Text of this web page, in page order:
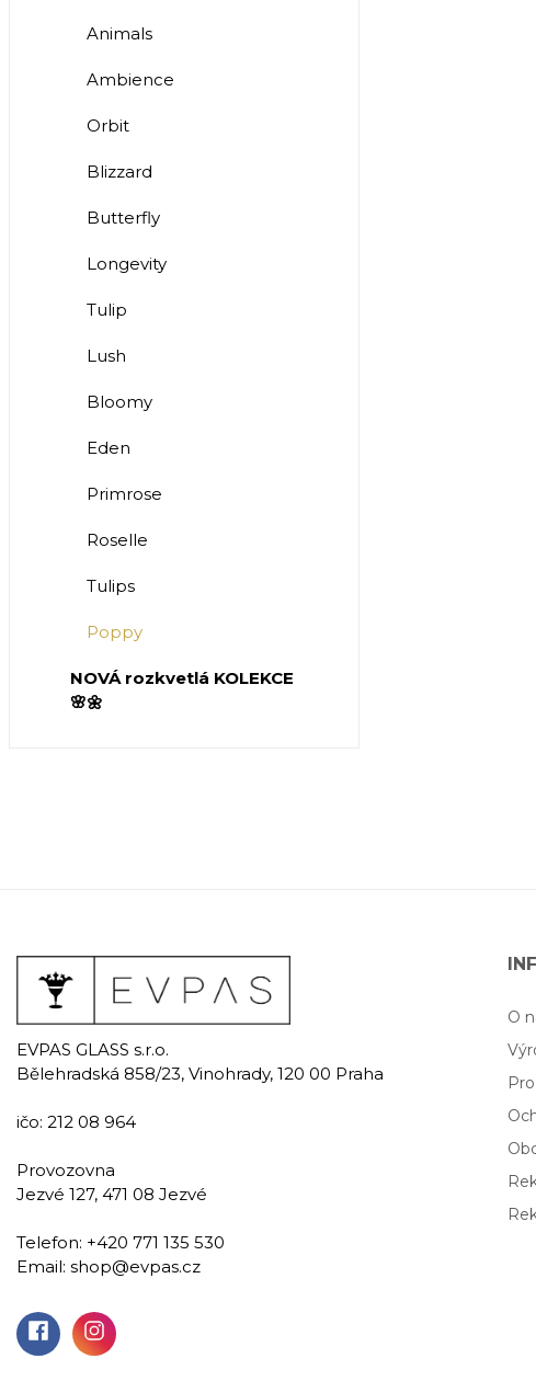
Animals
Ambience
Orbit
Blizzard
Butterfly
Longevity
Tulip
Lush
Bloomy
Eden
Primrose
Roselle
Tulips
Poppy
NOVÁ rozkvetlá KOLEKCE
🌸🌼
EVPAS GLASS s.r.o.
Bělehradská 858/23, Vinohrady, 120 00 Praha
ičo: 212 08 964
Provozovna
Jezvé 127, 471 08 Jezvé
Telefon: +420 771 135 530
Email: shop@evpas.cz
O